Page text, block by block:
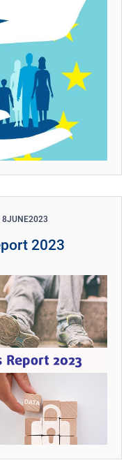
8JUNE2023
2023